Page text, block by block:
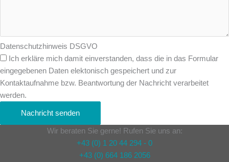
Datenschutzhinweis DSGVO
Ich erkläre mich damit einverstanden, dass die in das Formular
eingegebenen Daten elektonisch gespeichert und zur
Kontaktaufnahme bzw. Beantwortung der Nachricht verarbeitet
werden.
Nachricht senden
Wir beraten Sie gerne! Rufen Sie uns an:
+43 (0) 1 20 44 294 - 0
+43 (0) 664 186 2056